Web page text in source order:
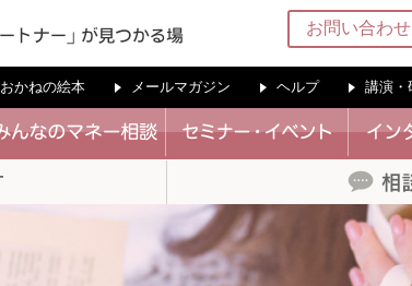
お問い合わせ
おかねの絵本 メールマガジン ヘルプ 講演・